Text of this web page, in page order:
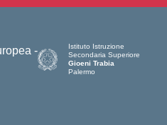
Istituto Istruzione
Secondaria Superiore
Gioeni Trabia
Palermo